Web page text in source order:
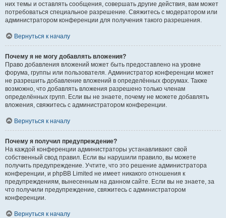
них темы и оставлять сообщения, совершать другие действия, вам может
потребоваться специальное разрешение. Свяжитесь с модератором или
администратором конференции для получения такого разрешения.
Вернуться к началу
Почему я не могу добавлять вложения?
Право добавления вложений может быть предоставлено на уровне
форума, группы или пользователя. Администратор конференции может
не разрешить добавление вложений в определённых форумах. Также
возможно, что добавлять вложения разрешено только членам
определённых групп. Если вы не знаете, почему не можете добавлять
вложения, свяжитесь с администратором конференции.
Вернуться к началу
Почему я получил предупреждение?
На каждой конференции администраторы устанавливают свой
собственный свод правил. Если вы нарушили правило, вы можете
получить предупреждение. Учтите, что это решение администратора
конференции, и phpBB Limited не имеет никакого отношения к
предупреждениям, вынесенным на данном сайте. Если вы не знаете, за
что получили предупреждение, свяжитесь с администратором
конференции.
Вернуться к началу